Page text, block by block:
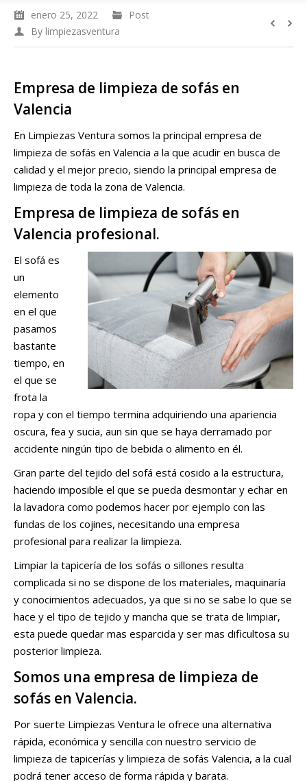
enero 25, 2022
Post
By limpiezasventura
Empresa de limpieza de sofás en
Valencia
En Limpiezas Ventura somos la principal empresa de
limpieza de sofás en Valencia a la que acudir en busca de
calidad y el mejor precio, siendo la principal empresa de
limpieza de toda la zona de Valencia.
Empresa de limpieza de sofás en
Valencia profesional.
El sofá es
un
elemento
en el que
pasamos
bastante
tiempo, en
el que se
frota la
ropa y con el tiempo termina adquiriendo una apariencia
oscura, fea y sucia, aun sin que se haya derramado por
accidente ningún tipo de bebida o alimento en él.
Gran parte del tejido del sofá está cosido a la estructura,
haciendo imposible el que se pueda desmontar y echar en
la lavadora como podemos hacer por ejemplo con las
fundas de los cojines, necesitando una empresa
profesional para realizar la limpieza.
Limpiar la tapicería de los sofás o sillones resulta
complicada si no se dispone de los materiales, maquinaría
y conocimientos adecuados, ya que si no se sabe lo que se
hace y el tipo de tejido y mancha que se trata de limpiar,
esta puede quedar mas esparcida y ser mas dificultosa su
posterior limpieza.
Somos una empresa de limpieza de
sofás en Valencia.
Por suerte Limpiezas Ventura le ofrece una alternativa
rápida, económica y sencilla con nuestro servicio de
limpieza de tapicerías y limpieza de sofás Valencia, a la cual
podrá tener acceso de forma rápida y barata.